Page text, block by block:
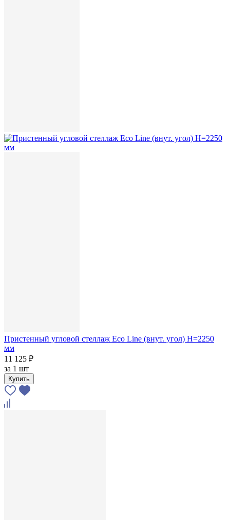
Пристенный угловой стеллаж Eco Line (внут. угол) H=2250
мм
11 125 ₽
за 1 шт
Купить